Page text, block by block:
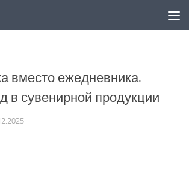
вместо ежедневника.
в сувенирной продукции